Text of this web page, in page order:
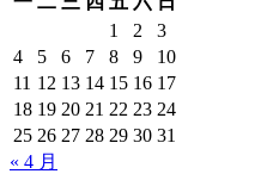
1
2
3
4
5 6 7 8 9
10
11 12 13 14 15 16 17
18 19 20 21 22 23 24
25 26 27 28 29 30 31
« 4 月